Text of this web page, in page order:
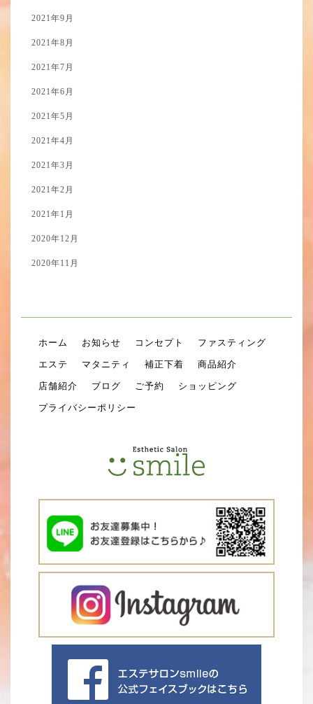
2021年9月
2021年8月
2021年7月
2021年6月
2021年5月
2021年4月
2021年3月
2021年2月
2021年1月
2020年12月
2020年11月
ホーム お知らせ コンセプト ファスティング
エステ マタニティ 補正下着 商品紹介
店舗紹介 ブログ ご予約 ショッピング
プライバシーポリシー